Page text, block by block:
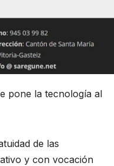
pone la tecnología al
de las
y con vocación